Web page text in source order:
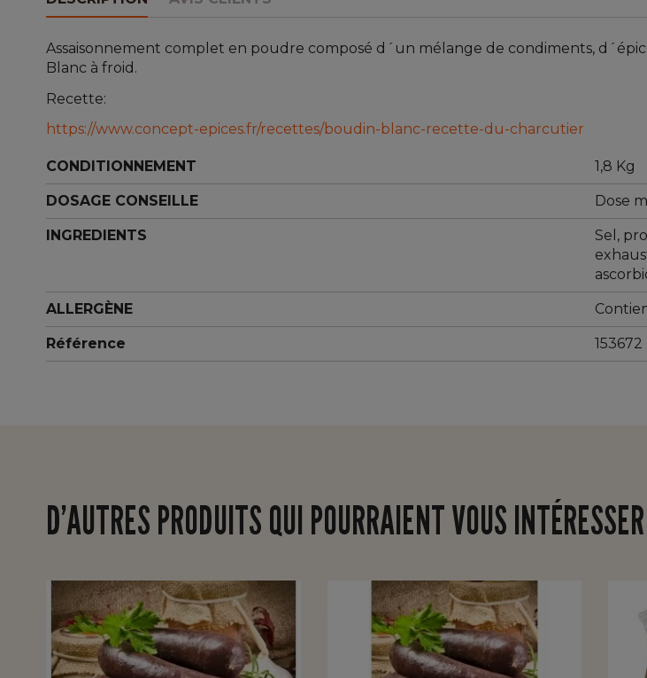
Assaisonnement complet en poudre composé d´un mélange de condiments,
Blanc à froid.
Recette:
https://www.concept-epices.fr/recettes/boudin-blanc-recette-du-charcutier
CONDITIONNEMENT 1,8 Kg
DOSAGE CONSEILLE Dose
INGREDIENTS
Sel,
ALLERGÈNE
Référence 153672
D’AUTRES PRODUITS QUI POURRAIENT VOUS INTÉRESSER